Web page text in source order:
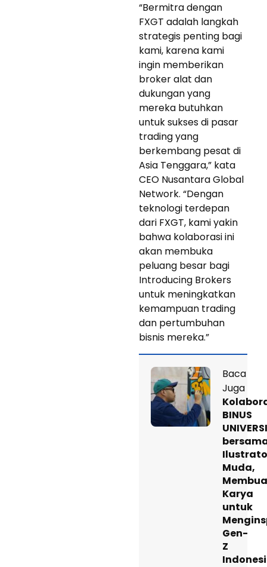
“Bermitra dengan
FXGT adalah langkah
strategis penting bagi
kami, karena kami
ingin memberikan
broker alat dan
dukungan yang
mereka butuhkan
untuk sukses di pasar
trading yang
berkembang pesat di
Asia Tenggara,” kata
CEO Nusantara Global
Network. “Dengan
teknologi terdepan
dari FXGT, kami yakin
bahwa kolaborasi ini
akan membuka
peluang besar bagi
Introducing Brokers
untuk meningkatkan
kemampuan trading
dan pertumbuhan
bisnis mereka.”
Baca
Juga
BINUS
Muda,
Karya
untuk
Gen-
Z